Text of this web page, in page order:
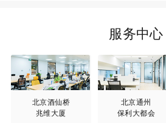
服务中心
北京酒仙桥
兆维大厦
北京通州
保利大都会